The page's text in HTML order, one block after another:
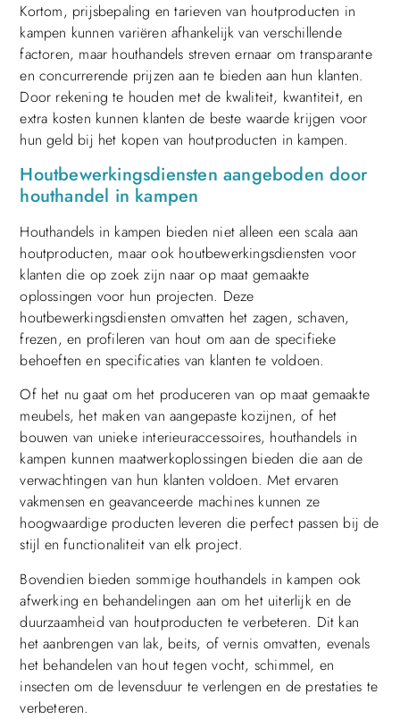
Kortom, prijsbepaling en tarieven van houtproducten in
kampen kunnen variëren afhankelijk van verschillende
factoren, maar houthandels streven ernaar om transparante
en concurrerende prijzen aan te bieden aan hun klanten.
Door rekening te houden met de kwaliteit, kwantiteit, en
extra kosten kunnen klanten de beste waarde krijgen voor
hun geld bij het kopen van houtproducten in kampen.
Houtbewerkingsdiensten aangeboden door
houthandel in kampen
Houthandels in kampen bieden niet alleen een scala aan
houtproducten, maar ook houtbewerkingsdiensten voor
klanten die op zoek zijn naar op maat gemaakte
oplossingen voor hun projecten. Deze
houtbewerkingsdiensten omvatten het zagen, schaven,
frezen, en profileren van hout om aan de specifieke
behoeften en specificaties van klanten te voldoen.
Of het nu gaat om het produceren van op maat gemaakte
meubels, het maken van aangepaste kozijnen, of het
bouwen van unieke interieuraccessoires, houthandels in
kampen kunnen maatwerkoplossingen bieden die aan de
verwachtingen van hun klanten voldoen. Met ervaren
vakmensen en geavanceerde machines kunnen ze
hoogwaardige producten leveren die perfect passen bij de
stijl en functionaliteit van elk project.
Bovendien bieden sommige houthandels in kampen ook
afwerking en behandelingen aan om het uiterlijk en de
duurzaamheid van houtproducten te verbeteren. Dit kan
het aanbrengen van lak, beits, of vernis omvatten, evenals
het behandelen van hout tegen vocht, schimmel, en
insecten om de levensduur te verlengen en de prestaties te
verbeteren.